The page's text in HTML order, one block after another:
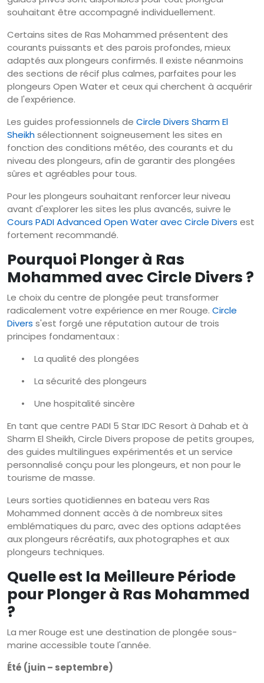
souhaitant être accompagné individuellement.
Certains sites de Ras Mohammed présentent des
courants puissants et des parois profondes, mieux
adaptés aux plongeurs confirmés. Il existe néanmoins
des sections de récif plus calmes, parfaites pour les
plongeurs Open Water et ceux qui cherchent à acquérir
de l'expérience.
Les guides professionnels de Circle Divers Sharm El
Sheikhsélectionnent soigneusement les sites en
fonction des conditions météo, des courants et du
niveau des plongeurs, afin de garantir des plongées
sûres et agréables pour tous.
Pour les plongeurs souhaitant renforcer leur niveau
avant d'explorer les sites les plus avancés, suivre le
Cours PADI Advanced Open Water avec Circle Divers est
fortement recommandé.
Pourquoi Plonger à Ras
Mohammed avec Circle Divers ?
Le choix du centre de plongée peut transformer
radicalement votre expérience en mer Rouge. Circle
Divers s'est forgé une réputation autour de trois
principes fondamentaux :
•
La qualité des plongées
•
La sécurité des plongeurs
•
Une hospitalité sincère
En tant que centre PADI 5 Star IDC Resort à Dahab et à
Sharm El Sheikh, Circle Divers propose de petits groupes,
des guides multilingues expérimentés et un service
personnalisé conçu pour les plongeurs, et non pour le
tourisme de masse.
Leurs sorties quotidiennes en bateau vers Ras
Mohammed donnent accès à de nombreux sites
emblématiques du parc, avec des options adaptées
aux plongeurs récréatifs, aux photographes et aux
plongeurs techniques.
Quelle est la Meilleure Période
pour Plonger à Ras Mohammed
?
La mer Rouge est une destination de plongée sous-
marine accessible toute l'année.
Été (juin – septembre)